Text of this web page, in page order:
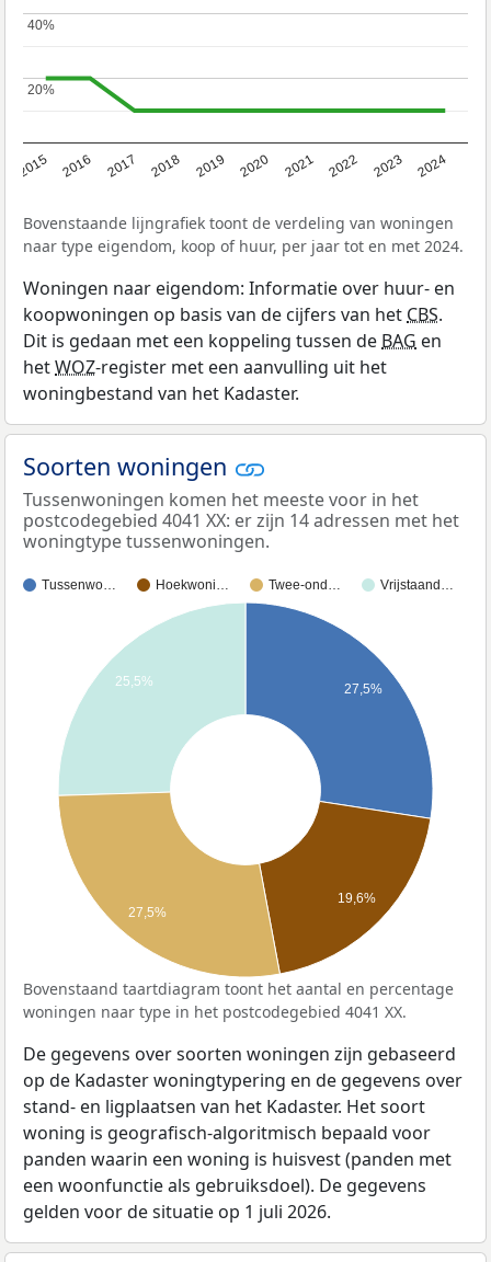
2015 2016 2017 2018 2019 2020 2021 2022 2023 2024
20%
20%
40%
40%
Bovenstaande lijngrafiek toont de verdeling van woningen
naar type eigendom, koop of huur, per jaar tot en met 2024.
Woningen naar eigendom: Informatie over huur- en
koopwoningen op basis van de cijfers van het CBS.
Dit is gedaan met een koppeling tussen de BAG en
hetWOZ-register met een aanvulling uit het
woningbestand van het Kadaster.
Soorten woningen
Tussenwoningen komen het meeste voor in het
postcodegebied 4041 XX: er zijn 14 adressen met het
woningtype tussenwoningen.
Tussenwo… Hoekwoni… Twee-ond… Vrijstaand…
27,5%
19,6%
25,5%
27,5%
Bovenstaand taartdiagram toont het aantal en percentage
woningen naar type in het postcodegebied 4041 XX.
De gegevens over soorten woningen zijn gebaseerd
op de Kadaster woningtypering en de gegevens over
stand- en ligplaatsen van het Kadaster. Het soort
woning is geografisch-algoritmisch bepaald voor
panden waarin een woning is huisvest (panden met
een woonfunctie als gebruiksdoel). De gegevens
gelden voor de situatie op 1 juli 2026.